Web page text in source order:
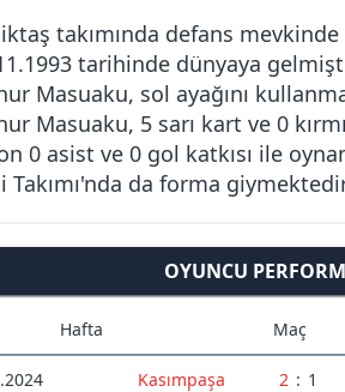
takımında defans
tarihinde dünyaya
Masuaku, sol ayağını
Masuaku, 5 sarı kart ve 0
0 asist ve 0 gol katkısı ile
Takımı'nda da forma
OYUNCU
Hafta Maç
Kasımpaşa 2 : 1